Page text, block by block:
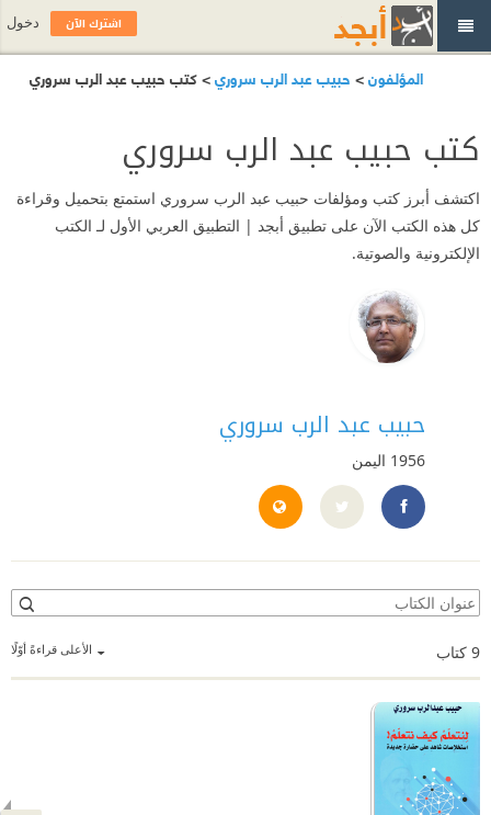
المؤلفون> حبيب عبد الرب سروري> كتب حبيب عبد الرب سروري
كتب حبيب عبد الرب سروري
اكتشف أبرز كتب ومؤلفات حبيب عبد الرب سروري استمتع بتحميل وقراءة
كل هذه الكتب الآن على تطبيق أبجد | التطبيق العربي الأول لـ الكتب
الإلكترونية والصوتية.
حبيب عبد الرب سروري
1956 اليمن
https://www.facebook.com/habib.abdulrab
الأعلى قراءةً أوّلًا 9 كتاب
اشترك الآن دخول